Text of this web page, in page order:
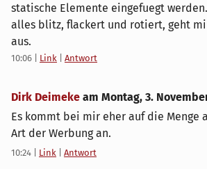
statische Elemente eingefuegt
alles blitz, flackert und rotiert, geht
aus.
10:06 Link Antwort
Dirk Deimeke am Montag, 3.
Es kommt bei mir eher auf die Menge
Art der Werbung an.
10:24 Link Antwort